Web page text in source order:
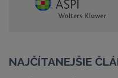
NAJČÍTANEJŠIE